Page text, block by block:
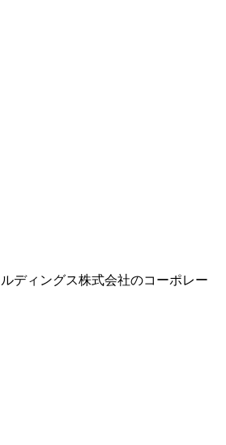
ディングス株式会社のコーポレー